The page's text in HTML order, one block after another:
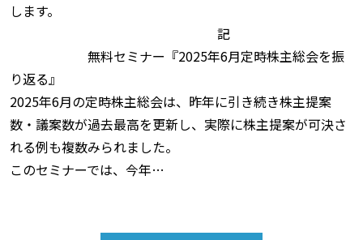
します。
記
無料セミナー『2025年6月定時株主総会を振
り返る』
2025年6月の定時株主総会は、昨年に引き続き株主提案
数・議案数が過去最高を更新し、実際に株主提案が可決さ
れる例も複数みられました。
このセミナーでは、今年…